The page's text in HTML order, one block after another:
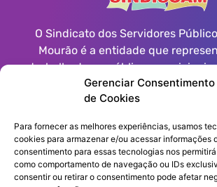
Gerenciar Consentimento
de Cookies
Para fornecer as melhores experiências, usamos
cookies para armazenar e/ou acessar informações
consentimento para essas tecnologias nos
como comportamento de navegação ou IDs
consentir ou retirar o consentimento pode afetar
O Sindicato dos Servidores
Mourão é a entidade que
trabalhadores públicos municipais
Municipal, Autarquias, Fundações e
de Campo Mourão.
Informações de